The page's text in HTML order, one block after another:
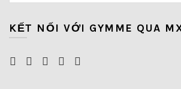
KẾT NỐI VỚI GYMME QUA